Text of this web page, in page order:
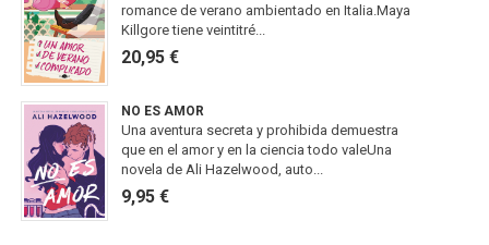
romance de verano ambientado en Italia.Maya
Killgore tiene veintitré...
20,95 €
NO ES AMOR
Una aventura secreta y prohibida demuestra
que en el amor y en la ciencia todo valeUna
novela de Ali Hazelwood, auto...
9,95 €